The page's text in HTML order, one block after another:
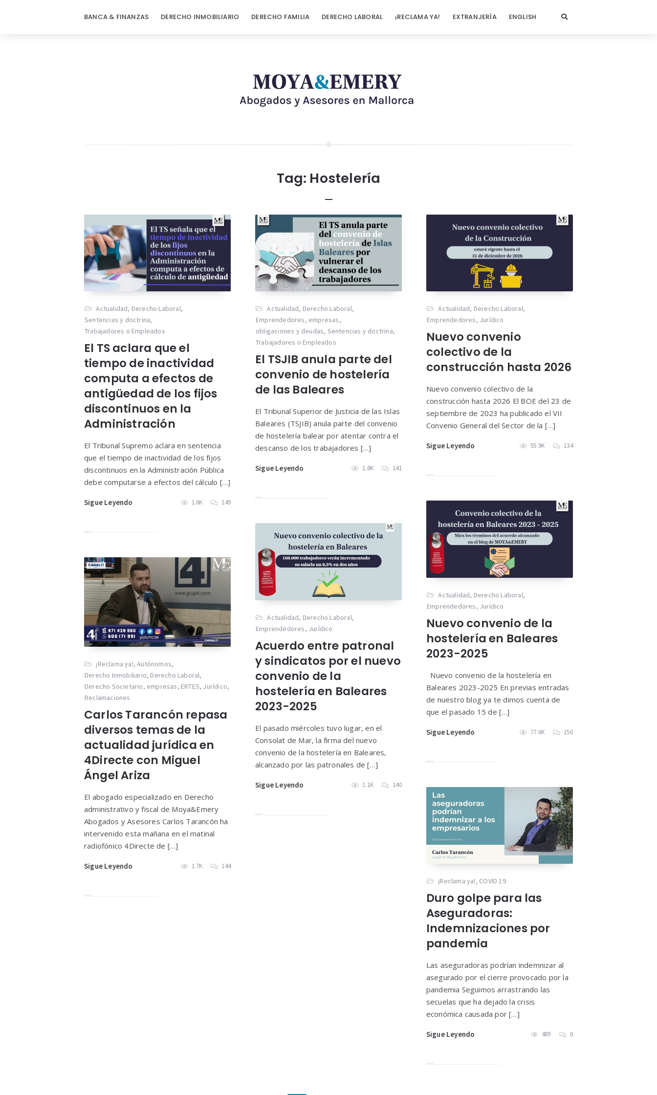
BANCA & FINANZAS DERECHO INMOBILIARIO DERECHO FAMILIA DERECHO LABORAL ¡RECLAMA YA! EXTRANJERÍA ENGLISH
Tag: Hostelería
Actualidad, Derecho Laboral,
Sentencias y doctrina,
Trabajadores o Empleados
El TS aclara que el
tiempo de inactividad
computa a efectos de
antigüedad de los fijos
discontinuos en la
Administración
El Tribunal Supremo aclara en sentencia
que el tiempo de inactividad de los fijos
discontinuos en la Administración Pública
debe computarse a efectos del cálculo […]
Sigue Leyendo 1.6K 149
Actualidad, Derecho Laboral,
Emprendedores, empresas,
obligaciones y deudas, Sentencias y doctrina,
Trabajadores o Empleados
El TSJIB anula parte del
convenio de hostelería
de las Baleares
El Tribunal Superior de Justicia de las Islas
Baleares (TSJIB) anula parte del convenio
de hostelería balear por atentar contra el
descanso de los trabajadores […]
Sigue Leyendo 1.8K 141
Actualidad, Derecho Laboral,
Emprendedores, Jurídico
Nuevo convenio
colectivo de la
construcción hasta 2026
Nuevo convenio colectivo de la
construcción hasta 2026 El BOE del 23 de
septiembre de 2023 ha publicado el VII
Convenio General del Sector de la […]
Sigue Leyendo 55.9K 134
Actualidad, Derecho Laboral,
Emprendedores, Jurídico
Nuevo convenio de la
hostelería en Baleares
2023-2025
Nuevo convenio de la hostelería en
Baleares 2023-2025 En previas entradas
de nuestro blog ya te dimos cuenta de
que el pasado 15 de […]
Sigue Leyendo 77.6K 150
Actualidad, Derecho Laboral,
Emprendedores, Jurídico
Acuerdo entre patronal
y sindicatos por el nuevo
convenio de la
hostelería en Baleares
2023-2025
El pasado miércoles tuvo lugar, en el
Consolat de Mar, la firma del nuevo
convenio de la hostelería en Baleares,
alcanzado por las patronales de […]
Sigue Leyendo 1.1K 140
¡Reclama ya!,Autónomos,
Derecho Inmobiliario, Derecho Laboral,
Derecho Societario, empresas, ERTES, Jurídico,
Reclamaciones
Carlos Tarancón repasa
diversos temas de la
actualidad jurídica en
4Directe con Miguel
Ángel Ariza
El abogado especializado en Derecho
administrativo y fiscal de Moya&Emery
Abogados y Asesores Carlos Tarancón ha
intervenido esta mañana en el matinal
radiofónico 4Directe de […]
Sigue Leyendo 1.7K 144
¡Reclama ya!, COVID 19
Duro golpe para las
Aseguradoras:
Indemnizaciones por
pandemia
Las aseguradoras podrían indemnizar al
asegurado por el cierre provocado por la
pandemia Seguimos arrastrando las
secuelas que ha dejado la crisis
económica causada por […]
Sigue Leyendo 489 0